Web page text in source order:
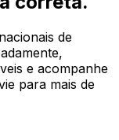
de
e acompanhe
para mais de